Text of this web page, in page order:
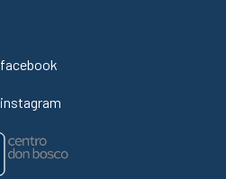
facebook
instagram